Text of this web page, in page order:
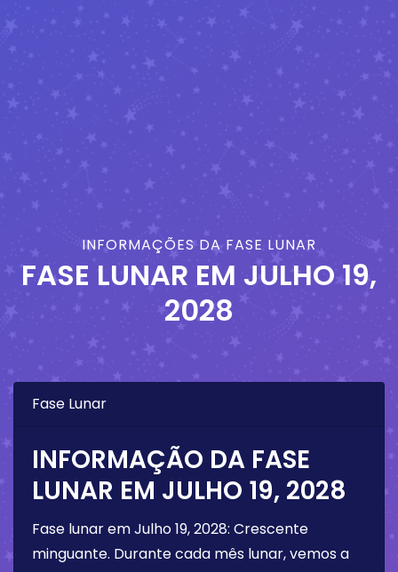
INFORMAÇÕES DA FASE LUNAR
FASE LUNAR EM JULHO 19,
2028
Fase Lunar
INFORMAÇÃO DA FASE
LUNAR EM JULHO 19, 2028
Fase lunar emJulho 19, 2028: Crescente
minguante. Durante cada mês lunar, vemos a